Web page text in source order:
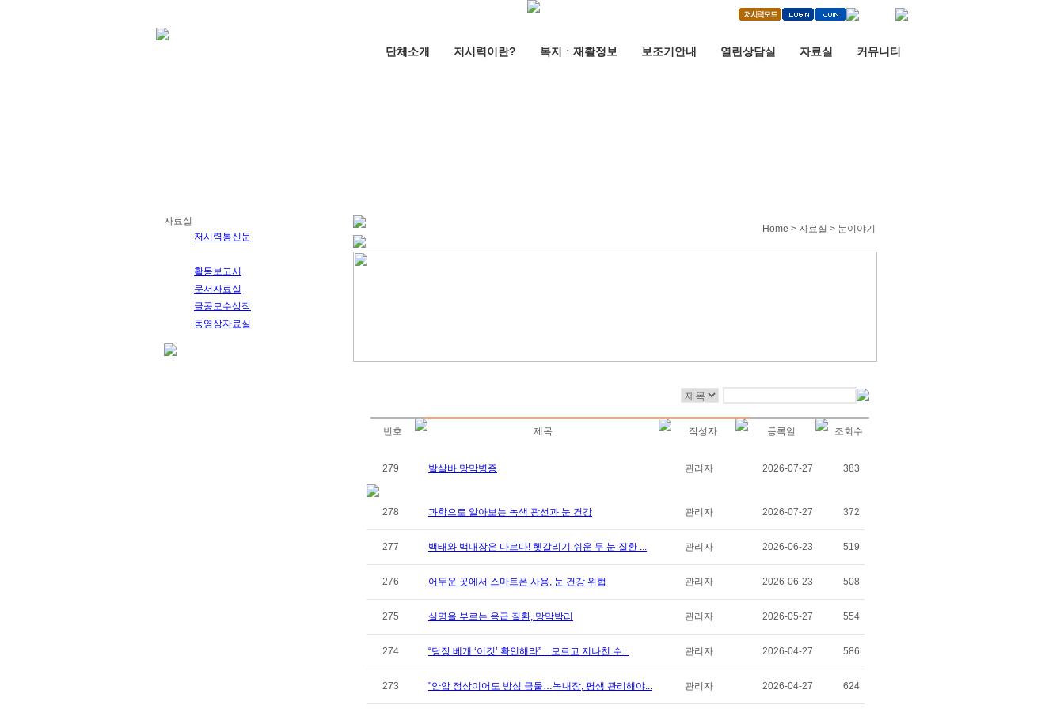
단체소개 저시력이란? 복지ㆍ재활정보 보조기안내 열린상담실 자료실 커뮤니티
자료실
저시력통신문
활동보고서
문서자료실
글공모수상작
동영상자료실
Home > 자료실 > 눈이야기
번호 제목 작성자 등록일 조회수
279 발살바 망막병증 관리자 2026-07-27 383
278 과학으로 알아보는 녹색 광선과 눈 건강 관리자 2026-07-27 372
277 백태와 백내장은 다르다! 헷갈리기 쉬운 두 눈 질환 ... 관리자 2026-06-23 519
276 어두운 곳에서 스마트폰 사용, 눈 건강 위협 관리자 2026-06-23 508
275 실명을 부르는 응급 질환, 망막박리 관리자 2026-05-27 554
274 “당장 베개 ‘이것’ 확인해라”…모르고 지나친 수... 관리자 2026-04-27 586
273 "안압 정상이어도 방심 금물…녹내장, 평생 관리해야... 관리자 2026-04-27 624